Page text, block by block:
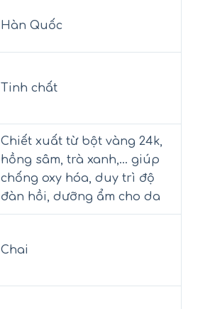
Hàn Quốc
Tinh chất
Chiết xuất từ bột vàng 24k,
hồng sâm, trà xanh,… giúp
chống oxy hóa, duy trì độ
đàn hồi, dưỡng ẩm cho da
Chai